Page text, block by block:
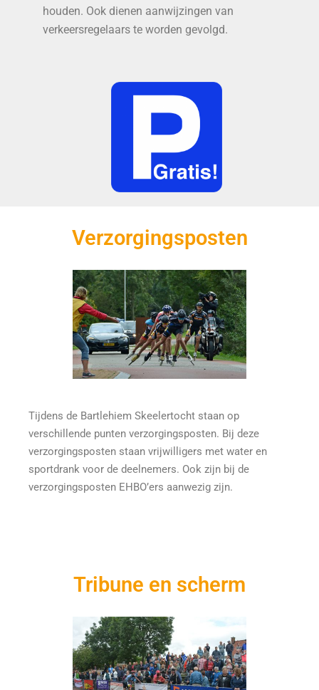
houden. Ook dienen aanwijzingen van
verkeersregelaars te worden gevolgd.
Verzorgingsposten
Tijdens de Bartlehiem Skeelertocht staan op
verschillende punten verzorgingsposten. Bij deze
verzorgingsposten staan vrijwilligers met water en
sportdrank voor de deelnemers. Ook zijn bij de
verzorgingsposten EHBO’ers aanwezig zijn.
Tribune en scherm